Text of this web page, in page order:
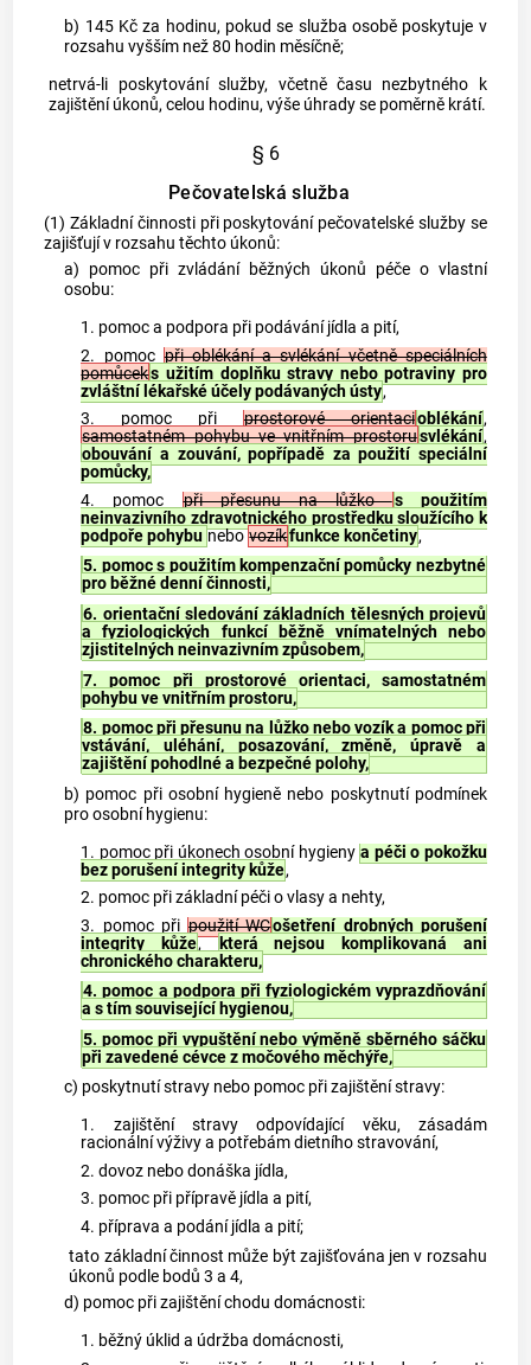
b) 145 Kč za hodinu, pokud se služba osobě poskytuje v
rozsahu vyšším než 80 hodin měsíčně;
netrvá-li poskytování služby, včetně času nezbytného k
zajištění úkonů, celou hodinu, výše úhrady se poměrně krátí.
§ 6
Pečovatelská služba
(1) Základní činnosti při poskytování pečovatelské služby se
zajišťují v rozsahu těchto úkonů:
a) pomoc při zvládání běžných úkonů péče o vlastní
osobu:
1. pomoc a podpora při podávání jídla a pití,
2. pomoc při oblékání a svlékání včetně speciálních
pomůceks užitím doplňku stravy nebo potraviny pro
zvláštní lékařské účely podávaných ústy,
3. pomoc při prostorové orientacioblékání,
samostatném pohybu ve vnitřním prostorusvlékání,
obouvání a zouvání, popřípadě za použití speciální
pomůcky,
4. pomoc při přesunu na lůžkos použitím
neinvazivního zdravotnického prostředku sloužícího k
podpoře pohybu nebovozíkfunkce končetiny,
5. pomoc s použitím kompenzační pomůcky nezbytné
pro běžné denní činnosti,
6. orientační sledování základních tělesných projevů
a fyziologických funkcí běžně vnímatelných nebo
zjistitelných neinvazivním způsobem,
7. pomoc při prostorové orientaci, samostatném
pohybu ve vnitřním prostoru,
8. pomoc při přesunu na lůžko nebo vozík a pomoc při
vstávání, uléhání, posazování, změně, úpravě a
zajištění pohodlné a bezpečné polohy,
b) pomoc při osobní hygieně nebo poskytnutí podmínek
pro osobní hygienu:
1. pomoc při úkonech osobní hygieny a péči o pokožku
bez porušení integrity kůže,
2. pomoc při základní péči o vlasy a nehty,
3. pomoc při použití WCošetření drobných porušení
integrity kůže,která nejsou komplikovaná ani
chronického charakteru,
4. pomoc a podpora při fyziologickém vyprazdňování
a s tím související hygienou,
5. pomoc při vypuštění nebo výměně sběrného sáčku
při zavedené cévce z močového měchýře,
c) poskytnutí stravy nebo pomoc při zajištění stravy:
1. zajištění stravy odpovídající věku, zásadám
racionální výživy a potřebám dietního stravování,
2. dovoz nebo donáška jídla,
3. pomoc při přípravě jídla a pití,
4. příprava a podání jídla a pití;
tato základní činnost může být zajišťována jen v rozsahu
úkonů podle bodů 3 a 4,
d) pomoc při zajištění chodu domácnosti:
1. běžný úklid a údržba domácnosti,